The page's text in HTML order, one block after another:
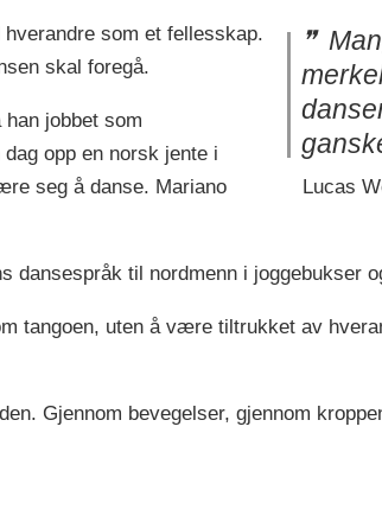
Lucas
som et fellesskap.
skal foregå.
jobbet som
opp en norsk jente i
seg å danse. Mariano
til nordmenn i joggebukser
tangoen, uten å være tiltrukket av
Gjennom bevegelser, gjennom